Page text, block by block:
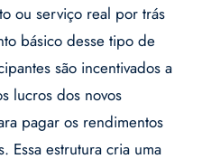
ou serviço real por trás
básico desse tipo de
são incentivados a
lucros dos novos
pagar os rendimentos
Essa estrutura cria uma